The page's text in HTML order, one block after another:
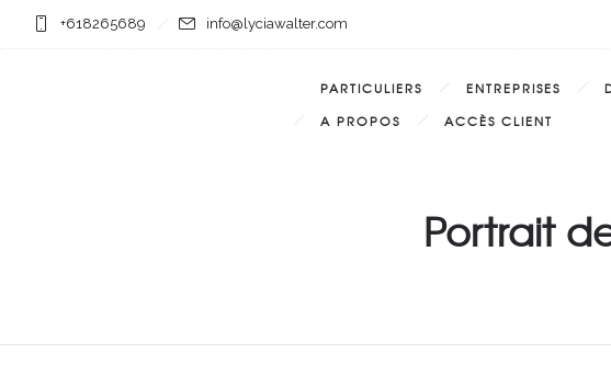
+618265689 info@lyciawalter.com
PARTICULIERS ENTREPRISES
A PROPOS
ACCÈS CLIENT
Portrait